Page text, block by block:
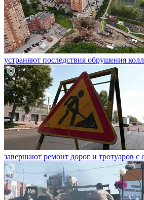
устраняют последствия обрушения
завершают ремонт дорог и тротуаров с